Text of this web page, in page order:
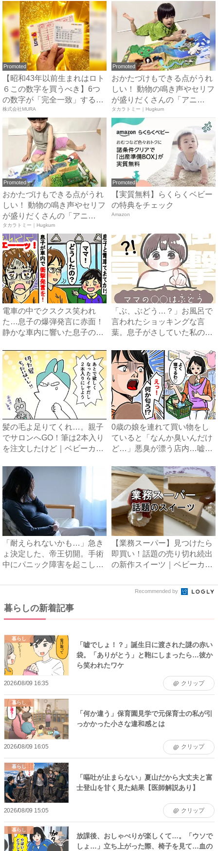
Promoted
【昭和43年以前生まれはロト
６この数字を買うべき】6つ
の数字が「完全一致」する
方...
株式会社MURA
Promoted
おかたづけもできる点がうれ
しい！ 動物の鳴き声やセリフ
が盛りだくさんの「アニ
ア ...
タカラトミー｜Hugkum
Promoted
おかたづけもできる点がうれ
しい！ 動物の鳴き声やセリフ
が盛りだくさんの「アニ
ア ...
タカラトミー｜Hugkum
Promoted
【実質無料】らくらくベビー
の特典をチェック
Amazon
電車の中でクスクス笑われ
た…息子の爆弾発言に赤面！
静かな車内に響いた息子の一
「ぶ、ぶどう…？」お風呂で
言われたショッキングな言
葉。息子がさしていた私の体
髪の毛よ足りてくれ…。親子
でサロンへGO！筆は2本入り
を注文したけど｜ベビーカ
0歳の娘を連れて買い物をし
ていると「なんか臭いんだけ
ど…」悪臭が漂う店内…嘘で
「耐えられないかも…」急き
ょ決定した、帝王切開。手術
中にパニック障害を起こしか
【業務スーパー】見つけたら
即買い！話題の売り切れ続出
の新作スイーツ｜ベビーカレ
Recommended by
暮らしの新着記事
暮らし
「嘘でしょ！？」誕生日に渡された謎の赤い
袋。「ありがとう」と鞄にしまったら…彼か
ら笑われたワケ
2026/08/09 16:35 クリップ
暮らし
「何か違う」保育園見学で元保育士の私が引
っかかった小さな違和感とは
2026/08/09 16:05 クリップ
暮らし
「嘔吐が止まらない」夏山だから大丈夫と富
士登山を甘く見た結果【医師解説あり】
2026/08/09 15:05 クリップ
暮らし
放課後、おしゃべりが楽しくて…。「ウソで
しょ…」立ち上がった際、椅子を見て…血の